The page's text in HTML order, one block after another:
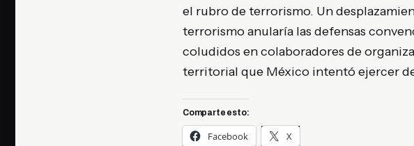
el rubro de terrorismo. Un
terrorismo anularía las defensas
coludidos en colaboradores de
territorial que México intentó ejercer
Comparte esto:
Facebook X